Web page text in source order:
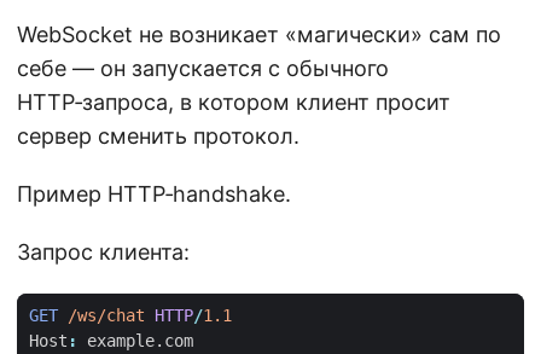
WebSocket не возникает «магически» сам по
себе — он запускается с обычного
HTTP‑запроса, в котором клиент просит
сервер сменить протокол.
Пример HTTP‑handshake.
Запрос клиента:
GET /ws/chat HTTP/1.1
Host :
example.com